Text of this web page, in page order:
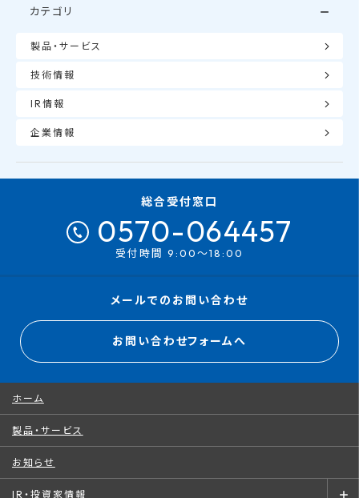
カテゴリ
製品・サービス
技術情報
IR情報
企業情報
総合受付窓口
0570-064457
受付時間 9:00～18:00
メールでのお問い合わせ
お問い合わせフォームへ
ホーム
製品・サービス
お知らせ
IR・投資家情報